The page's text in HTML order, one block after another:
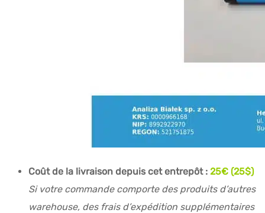
Coût de la livraison depuis cet entrepôt : 25€ (25$)
Si votre commande comporte des produits d’autres
warehouse, des frais d’expédition supplémentaires